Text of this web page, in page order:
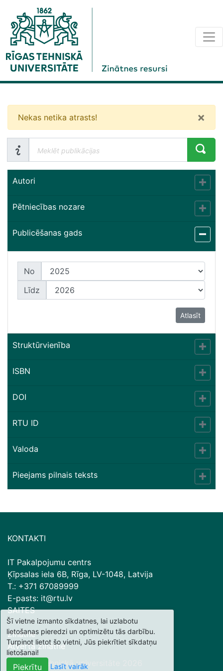
Nekas netika atrasts! ×
Autori
Pētniecības nozare
Publicēšanas gads
No
Līdz
Atlasīt
Struktūrvienība
ISBN
DOI
RTU ID
Valoda
Pieejams pilnais teksts
KONTAKTI
IT Pakalpojumu centrs
Ķīpsalas iela 6B, Rīga, LV-1048, Latvija
T.: +371 67089999
E-pasts: it@rtu.lv
SAITES
Zinātne
Atvērtā zinātne
© Rīgas Tehniskā universitāte
Šī vietne izmanto sīkdatnes, lai uzlabotu
lietošanas pieredzi un optimizētu tās darbību.
Turpinot lietot šo vietni, Jūs piekrītiet sīkdatņu
lietošanai!
Piekrītu Lasīt vairāk